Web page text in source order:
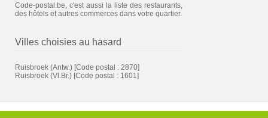
Code-postal.be, c'est aussi la liste des restaurants,
des hôtels et autres commerces dans votre quartier.
Villes choisies au hasard
Ruisbroek (Antw.) [Code postal : 2870]
Ruisbroek (Vl.Br.) [Code postal : 1601]